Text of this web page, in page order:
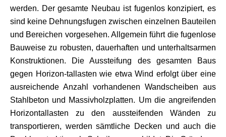
werden. Der gesamte Neubau ist fugenlos konzipiert, es
sind keine Dehnungsfugen zwischen einzelnen Bauteilen
und Bereichen vorgesehen. Allgemein führt die fugenlose
Bauweise zu robusten, dauerhaften und unterhaltsarmen
Konstruktionen. Die Aussteifung des gesamten Baus
gegen Horizon-tallasten wie etwa Wind erfolgt über eine
ausreichende Anzahl vorhandenen Wandscheiben aus
Stahlbeton und Massivholzplatten. Um die angreifenden
Horizontallasten zu den aussteifenden Wänden zu
transportieren, werden sämtliche Decken und auch die